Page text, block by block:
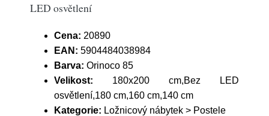
LED osvětlení
Cena: 20890
EAN: 5904484038984
Barva: Orinoco 85
Velikost: 180x200 cm,Bez LED
osvětlení,180 cm,160 cm,140 cm
Kategorie: Ložnicový nábytek > Postele